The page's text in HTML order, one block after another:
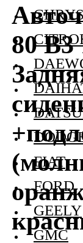
80 В3
FIAT
FORD
GEELY
GMC